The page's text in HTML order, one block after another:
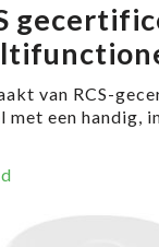
van RCS-
een handig,